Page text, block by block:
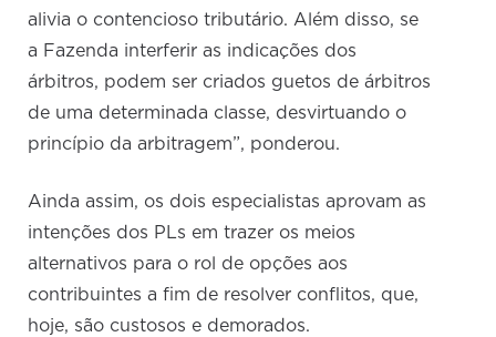
alivia o contencioso tributário. Além disso, se
a Fazenda interferir as indicações dos
árbitros, podem ser criados guetos de árbitros
de uma determinada classe, desvirtuando o
princípio da arbitragem”, ponderou.
Ainda assim, os dois especialistas aprovam as
intenções dos PLs em trazer os meios
alternativos para o rol de opções aos
contribuintes a fim de resolver conflitos, que,
hoje, são custosos e demorados.